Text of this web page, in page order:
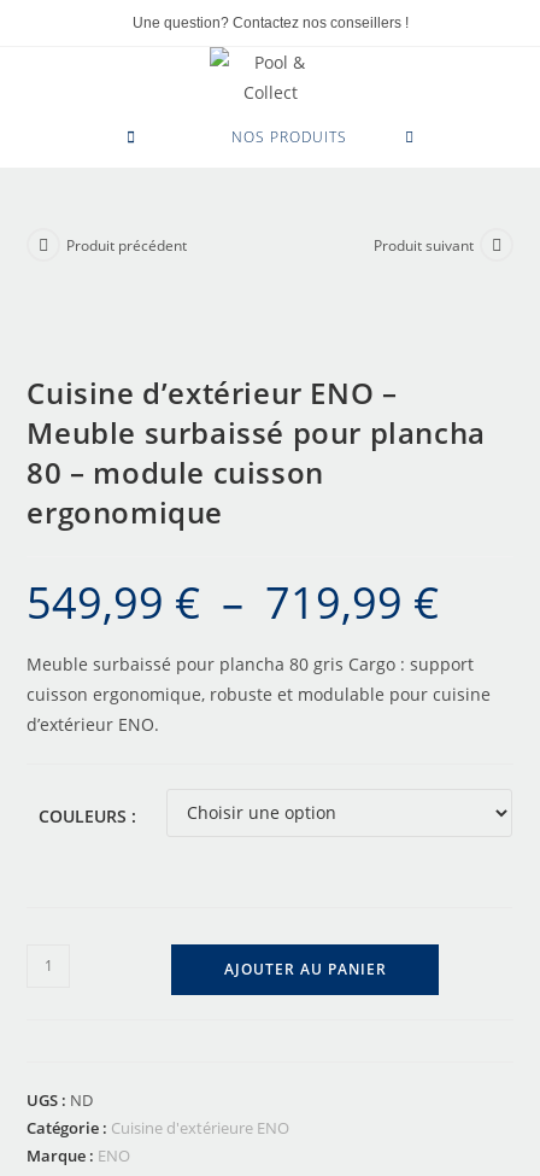
Une question? Contactez nos conseillers !
NOS PRODUITS
Produit précédent Produit suivant
Cuisine d’extérieur ENO –
Meuble surbaissé pour plancha
80 – module cuisson
ergonomique
549,99 € – 719,99 €
Meuble surbaissé pour plancha 80 gris Cargo : support
cuisson ergonomique, robuste et modulable pour cuisine
d’extérieur ENO.
COULEURS :
AJOUTER AU PANIER
UGS : ND
Catégorie : Cuisine d'extérieure ENO
Marque : ENO